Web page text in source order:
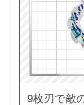
9枚刃で敵